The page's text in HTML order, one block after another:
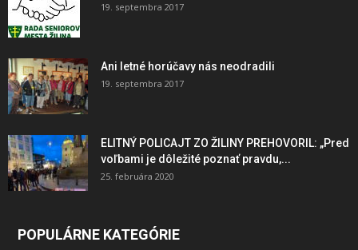
19. septembra 2017
Ani letné horúčavy nás neodradili
19. septembra 2017
ELITNÝ POLICAJT ZO ŽILINY PREHOVORIL: „Pred
voľbami je dôležité poznať pravdu,...
25. februára 2020
POPULÁRNE KATEGÓRIE